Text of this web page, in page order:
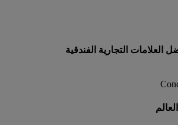
العلامات التجارية الفندقية